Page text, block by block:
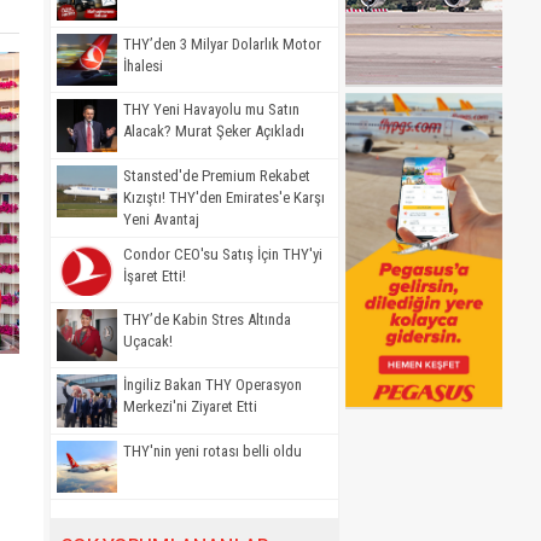
THY’den 3 Milyar Dolarlık Motor
İhalesi
THY Yeni Havayolu mu Satın
Alacak? Murat Şeker Açıkladı
Stansted'de Premium Rekabet
Kızıştı! THY'den Emirates'e Karşı
Yeni Avantaj
Condor CEO'su Satış İçin THY'yi
İşaret Etti!
THY’de Kabin Stres Altında
Uçacak!
İngiliz Bakan THY Operasyon
Merkezi'ni Ziyaret Etti
THY'nin yeni rotası belli oldu